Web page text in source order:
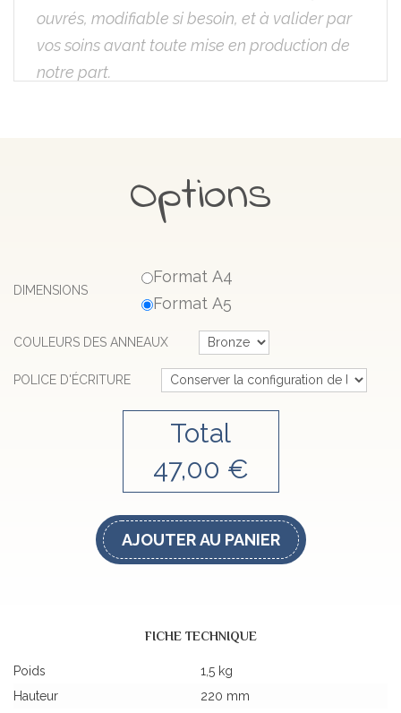
Options
DIMENSIONS
Format A4
Format A5
COULEURS DES ANNEAUX
POLICE D'ÉCRITURE
Total
47,00 €
AJOUTER AU PANIER
FICHE TECHNIQUE
Poids
1,5 kg
Hauteur
220 mm